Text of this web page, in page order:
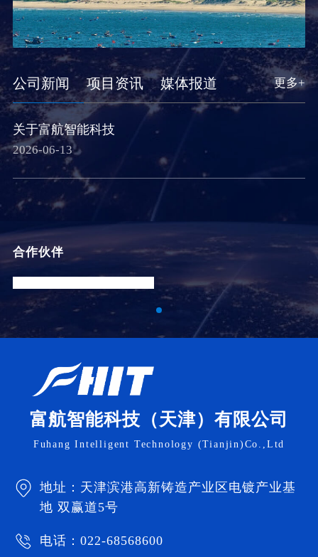
公司新闻 项目资讯 媒体报道 更多+
关于富航智能科技
2026-06-13
本，信誉至上，与时俱进，共铸辉煌”的经营宗旨
与“人无我有，人有我优，人优我新，人新我早，人
早我变”的差异化经营战略。以诚信、创新携手客户
共同创造价值、为员工创造机会、为企业打造实
力、为社会谋求和谐。我公司具备模具、精密机
局部镀、电泳喷涂、蚀刻、阳极氧化、激光雕刻、
镭射焊接、热处理、載帶包裝等完整产业链条，引
进多条国内外先进电镀生产流水线，具备挂镀、滚
合作伙伴
富航智能科技（天津）有限公司
Fuhang Intelligent Technology (Tianjin)Co.,Ltd
地址：天津滨港高新铸造产业区电镀产业基
地 双赢道5号
电话：022-68568600